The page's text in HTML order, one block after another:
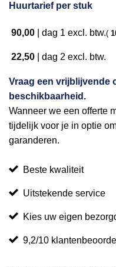
Huurtarief per stuk
90,00 dag 1 excl. btw.(
22,50 dag 2 excl. btw.
Vraag een vrijblijvende
beschikbaarheid.
Wanneer we een offerte
tijdelijk voor je in optie
garanderen.
Beste kwaliteit
Uitstekende service
Kies uw eigen
9,2/10